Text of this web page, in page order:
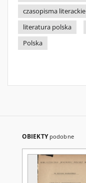
czasopisma literackie
literatura polska
Polska
OBIEKTY podobne